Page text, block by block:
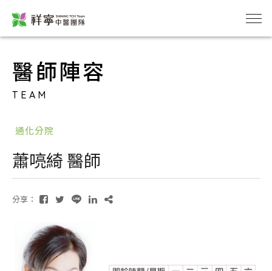
醫師陣容
TEAM
通化分院
蕭喨綺 醫師
分享：